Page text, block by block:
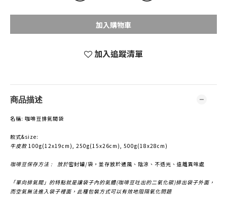
加入購物車
加入追蹤清單
商品描述
名稱: 咖啡豆排氣閥袋
款式&size:
牛皮款 100g(12x19cm), 250g(15x26cm), 500g(18x28cm)
咖啡豆保存方法 : 放於密封罐/袋，並存放於通風 、 陰涼 、不透光、遠離異味處
「單向排氣閥」的特點就是讓袋子內的氣體(咖啡豆吐出的二氧化碳)排出袋子外面，
而空氣無法進入袋子裡面，此種包裝方式可以有效地阻隔氧化問題